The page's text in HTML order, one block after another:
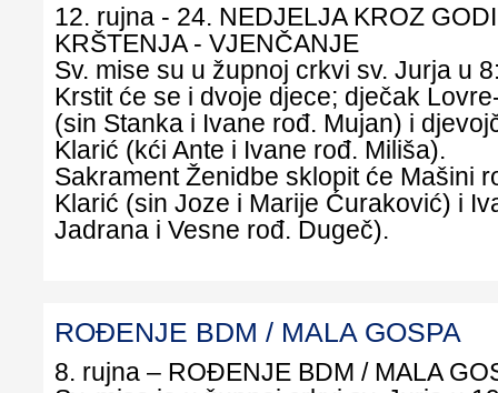
12. rujna - 24. NEDJELJA KROZ
KRŠTENJA - VJENČANJE
Sv. mise su u župnoj crkvi sv. Jurja u
Krstit će se i dvoje djece; dječak
(sin Stanka i Ivane rođ. Mujan) i
Klarić (kći Ante i Ivane rođ. Miliša).
Sakrament Ženidbe sklopit će Mašini
Klarić (sin Joze i Marije Ćuraković) i
Jadrana i Vesne rođ. Dugeč).
ROĐENJE BDM / MALA GOSPA
8. rujna – ROĐENJE BDM /